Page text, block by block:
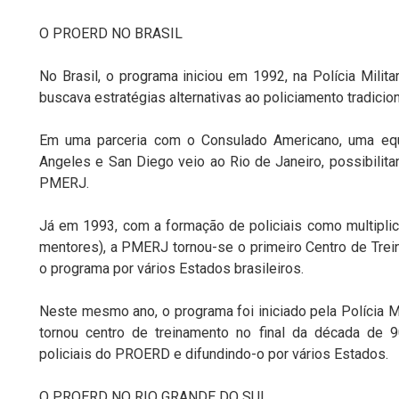
O PROERD NO BRASIL
No Brasil, o programa iniciou em 1992, na Polícia
buscava estratégias alternativas ao policiamento
Em uma parceria com o Consulado Americano, uma
Angeles e San Diego veio ao Rio de Janeiro,
PMERJ.
Já em 1993, com a formação de policiais como
mentores), a PMERJ tornou-se o primeiro Centro de
o programa por vários Estados brasileiros.
Neste mesmo ano, o programa foi iniciado pela Polícia
tornou centro de treinamento no final da década de
policiais do PROERD e difundindo-o por vários Estados.